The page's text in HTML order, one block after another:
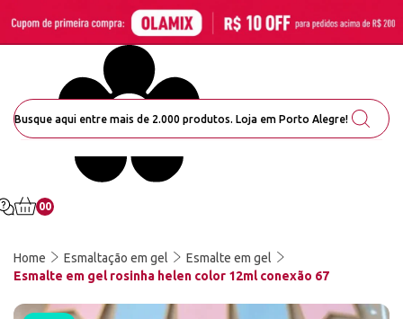
00
Home Esmaltação em gel
Esmalte em gel
Esmalte em gel rosinha helen color 12ml conexão 67